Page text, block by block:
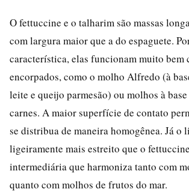
O fettuccine e o talharim são massas
com largura maior que a do espaguete.
característica, elas funcionam muito bem
encorpados, como o molho Alfredo (à
leite e queijo parmesão) ou molhos à
carnes. A maior superfície de contato
se distribua de maneira homogênea. Já o
ligeiramente mais estreito que o
intermediária que harmoniza tanto com
quanto com molhos de frutos do mar.